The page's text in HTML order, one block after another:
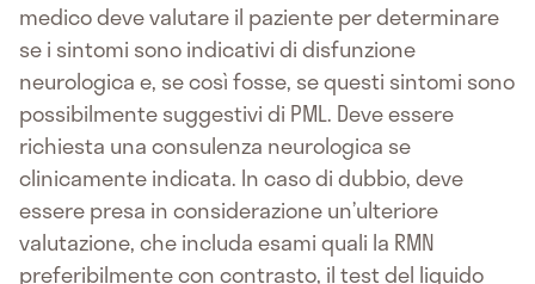
medico deve valutare il paziente per determinare
se i sintomi sono indicativi di disfunzione
neurologica e, se così fosse, se questi sintomi sono
possibilmente suggestivi di PML. Deve essere
richiesta una consulenza neurologica se
clinicamente indicata. In caso di dubbio, deve
essere presa in considerazione un’ulteriore
valutazione, che includa esami quali la RMN
preferibilmente con contrasto, il test del liquido